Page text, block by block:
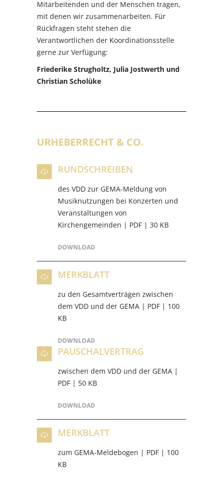
Mitarbeitenden und der Menschen tragen,
mit denen wir zusammenarbeiten. Für
Rückfragen steht stehen die
Verantwortlichen der Koordinationsstelle
gerne zur Verfügung:
Friederike Strugholtz, Julia Jostwerth und
Christian Scholüke
URHEBERRECHT & CO.
RUNDSCHREIBEN
des VDD zur GEMA-Meldung von
Musiknutzungen bei Konzerten und
Veranstaltungen von
Kirchengemeinden | PDF | 30 KB
DOWNLOAD
MERKBLATT
zu den Gesamtverträgen zwischen
dem VDD und der GEMA | PDF | 100
KB
DOWNLOAD
PAUSCHALVERTRAG
zwischen dem VDD und der GEMA |
PDF | 50 KB
DOWNLOAD
MERKBLATT
zum GEMA-Meldebogen | PDF | 100
KB